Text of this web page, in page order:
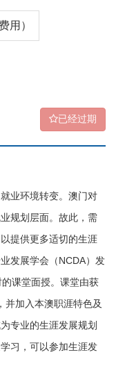
用）
已经过期
业环境转变。澳门对
规划层面。故此，需
提供更多适切的生涯
发展学会（NCDA）发
课堂面授。课堂由获
并加入本澳职涯特色及
专业的生涯发展规划
习，可以参加生涯发